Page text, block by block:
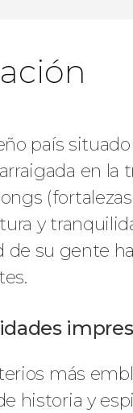
país
en la
y
de su gente
más
historia y